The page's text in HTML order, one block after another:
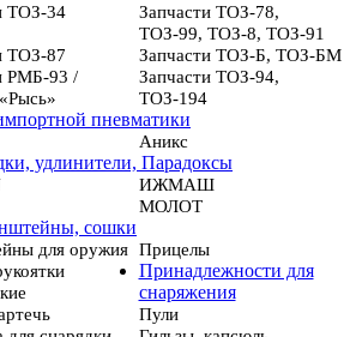
ТОЗ-34
Запчасти ТОЗ-78,
ТОЗ-99, ТОЗ-8, ТОЗ-91
ТОЗ-87
Запчасти ТОЗ-Б, ТОЗ-БМ
РМБ-93 /
Запчасти ТОЗ-94,
ТОЗ-194
пневматики
Аникс
удлинители, Парадоксы
ИЖМАШ
МОЛОТ
сошки
для оружия Прицелы
Принадлежности для
снаряжения
Пули